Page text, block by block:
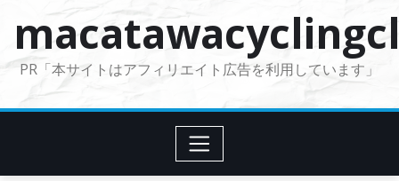
PR「本サイトはアフィリエイト広告を利用しています」